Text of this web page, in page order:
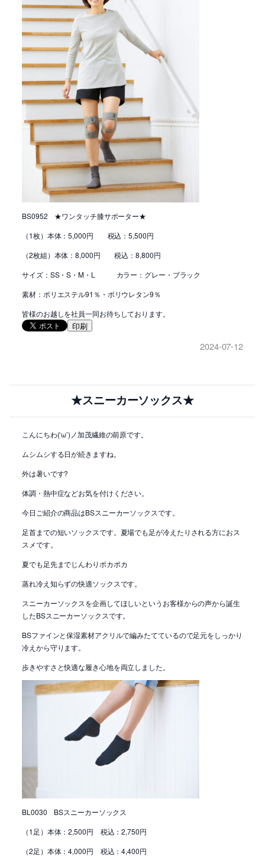
BS0952 ★ワンタッチ膝サポーター★
（1枚）本体：5,000円 税込：5,500円
（2枚組）本体：8,000円 税込：8,800円
サイズ：SS・S・M・L カラー：グレー・ブラック
素材：ポリエステル91％・ポリウレタン9％
皆様のお越しを社員一同お待ちしております。
印刷
2024-07-12
★スニーカーソックス★
こんにちわ(‘ω’)ノ加茂繊維の前原です。
ムシムシする日が続きますね。
外は暑いです?
体調・熱中症などお気を付けください。
今日ご紹介の商品はBSスニーカーソックスです。
足首までの短いソックスです。夏場でも足が冷えたりされる方におス
スメです。
夏でも足先までじんわりポカポカ
蒸れ冷え知らずの快適ソックスです。
スニーカーソックスを企画してほしいというお客様からの声から誕生
したBSスニーカーソックスです。
BSファインと保湿素材アクリルで編みたてているので足元をしっかり
冷えから守ります。
歩きやすさと快適な履き心地を両立しました。
BL0030 BSスニーカーソックス
（1足）本体：2,500円 税込：2,750円
（2足）本体：4,000円 税込：4,400円